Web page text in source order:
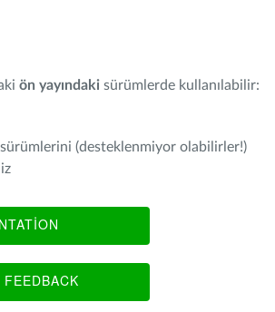
ön yayındaki sürümlerde kullanılabilir:
(desteklenmiyor olabilirler!)
FEEDBACK